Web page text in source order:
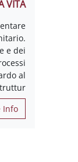
VITA
e dei
al
Info